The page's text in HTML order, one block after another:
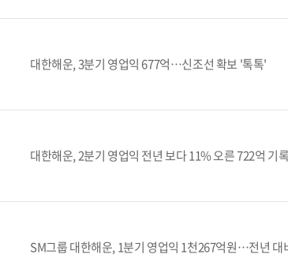
대한해운, 3분기 영업익 677억…신조선 확보 '톡톡'
대한해운, 2분기 영업익 전년 보다 11% 오른 722억 기록
SM그룹 대한해운, 1분기 영업익 1천267억원…전년